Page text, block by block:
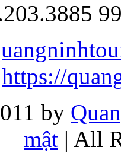
https://
by
mật | All